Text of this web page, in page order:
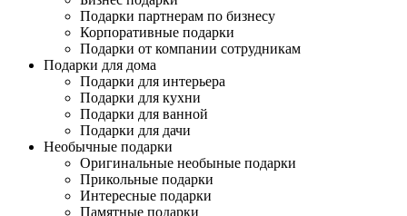
Подарки партнерам по бизнесу
Корпоративные подарки
Подарки от компании сотрудникам
Подарки для дома
Подарки для интерьера
Подарки для кухни
Подарки для ванной
Подарки для дачи
Необычные подарки
Оригинальные необыные подарки
Прикольные подарки
Интересные подарки
Памятные подарки